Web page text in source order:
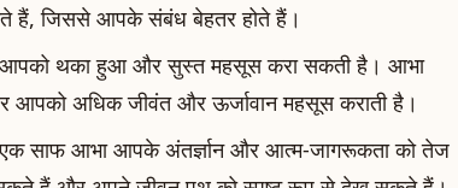
हैं, जिससे आपके संबंध बेहतर होते हैं।
आपको थका हुआ और सुस्त महसूस करा सकती है। आभा
आपको अधिक जीवंत और ऊर्जावान महसूस कराती है।
साफ आभा आपके अंतर्ज्ञान और आत्म-जागरूकता को तेज